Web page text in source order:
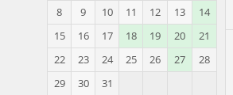
8
9 10 11 12 13
14
15
16 17 18 19 20
21
22
23 24 25 26 27
28
29
30 31